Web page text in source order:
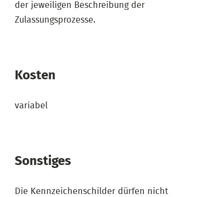
der jeweiligen Beschreibung der
Zulassungsprozesse.
Kosten
variabel
Sonstiges
Die Kennzeichenschilder dürfen nicht